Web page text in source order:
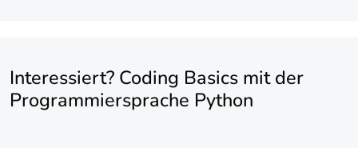
Interessiert? Coding Basics mit der
Programmiersprache Python